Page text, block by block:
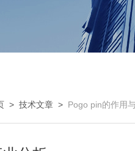
> 技术文章 > Pogo pin的作用